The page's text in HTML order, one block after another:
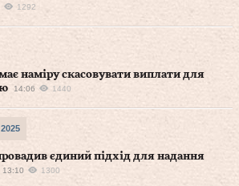
1292
наміру скасовувати виплати для
14:06 1440
єдиний підхід для надання
13:10 1300